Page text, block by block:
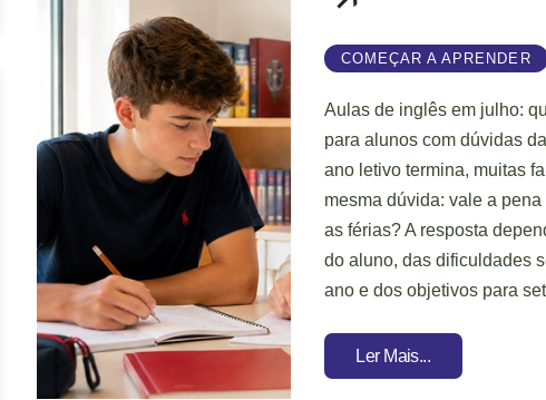
COMEÇAR A APRENDER
Aulas de inglês em julho:
para alunos com dúvidas
ano letivo termina, muitas
mesma dúvida: vale a
as férias? A resposta
do aluno, das dificuldades
ano e dos objetivos para
Ler Mais...